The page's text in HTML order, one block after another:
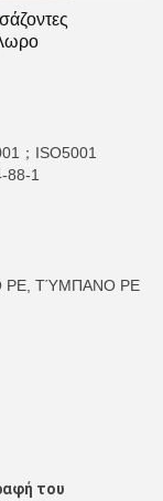
；ISO5001
88-1
PE, ΤΎΜΠΑΝΟ PE
του